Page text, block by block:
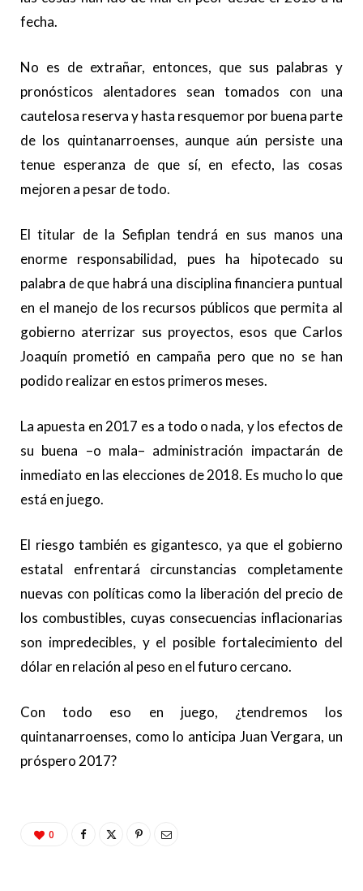
fecha.
No es de extrañar, entonces, que sus palabras y
pronósticos alentadores sean tomados con una
cautelosa reserva y hasta resquemor por buena parte
de los quintanarroenses, aunque aún persiste una
tenue esperanza de que sí, en efecto, las cosas
mejoren a pesar de todo.
El titular de la Sefiplan tendrá en sus manos una
enorme responsabilidad, pues ha hipotecado su
palabra de que habrá una disciplina financiera puntual
en el manejo de los recursos públicos que permita al
gobierno aterrizar sus proyectos, esos que Carlos
Joaquín prometió en campaña pero que no se han
podido realizar en estos primeros meses.
La apuesta en 2017 es a todo o nada, y los efectos de
su buena –o mala– administración impactarán de
inmediato en las elecciones de 2018. Es mucho lo que
está en juego.
El riesgo también es gigantesco, ya que el gobierno
estatal enfrentará circunstancias completamente
nuevas con políticas como la liberación del precio de
los combustibles, cuyas consecuencias inflacionarias
son impredecibles, y el posible fortalecimiento del
dólar en relación al peso en el futuro cercano.
Con todo eso en juego, ¿tendremos los
quintanarroenses, como lo anticipa Juan Vergara, un
próspero 2017?
0